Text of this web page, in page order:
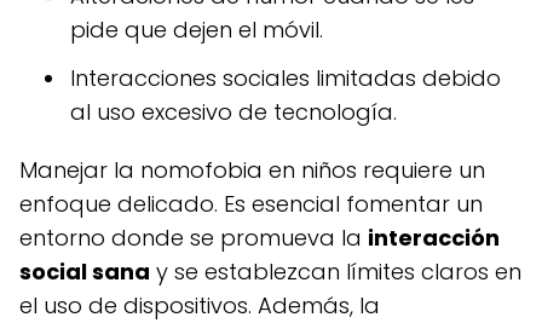
pide que dejen el móvil.
Interacciones sociales limitadas debido
al uso excesivo de tecnología.
Manejar la nomofobia en niños requiere un
enfoque delicado. Es esencial fomentar un
entorno donde se promueva la interacción
social sana y se establezcan límites claros en
el uso de dispositivos. Además, la